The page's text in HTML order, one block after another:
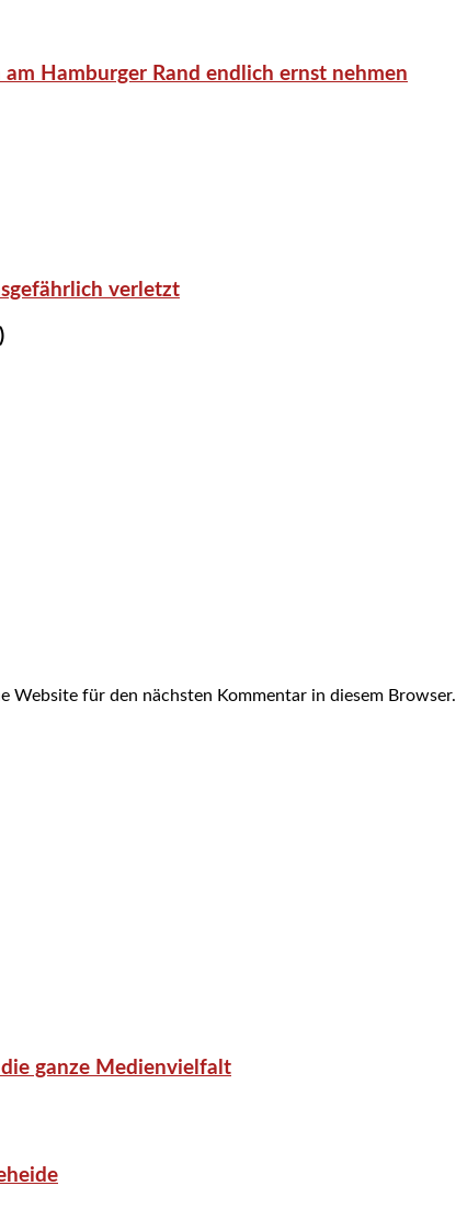
Hamburger Rand endlich ernst nehmen
verletzt
Website für den nächsten Kommentar in diesem Browser.
ganze Medienvielfalt